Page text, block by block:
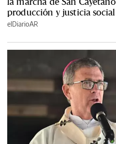
producción y justicia social
elDiarioAR